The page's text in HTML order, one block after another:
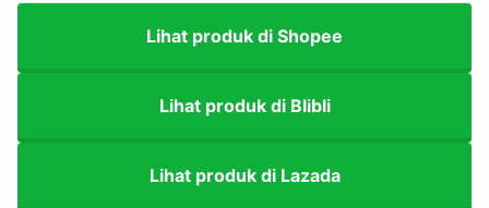
Lihat produk di Shopee
Lihat produk di Blibli
Lihat produk di Lazada